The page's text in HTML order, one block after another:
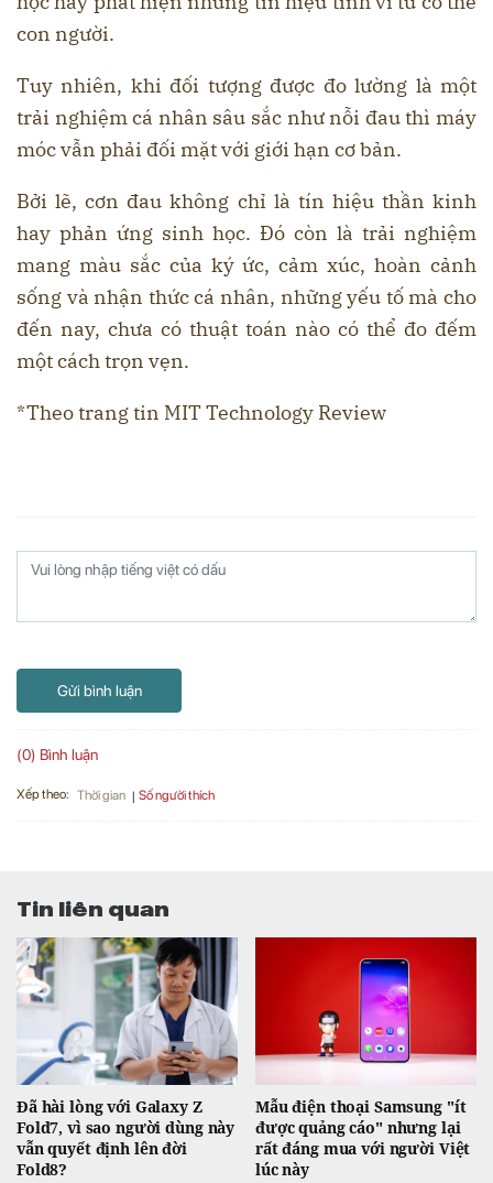
con người.
Tuy nhiên, khi đối tượng được đo lường là một
trải nghiệm cá nhân sâu sắc như nỗi đau thì máy
móc vẫn phải đối mặt với giới hạn cơ bản.
Bởi lẽ, cơn đau không chỉ là tín hiệu thần kinh
hay phản ứng sinh học. Đó còn là trải nghiệm
mang màu sắc của ký ức, cảm xúc, hoàn cảnh
sống và nhận thức cá nhân, những yếu tố mà cho
đến nay, chưa có thuật toán nào có thể đo đếm
một cách trọn vẹn.
*Theo trang tin MIT Technology Review
Gửi bình luận
(0) Bình luận
Xếp theo: Thời gian Số người thích
Tin liên quan
Đã hài lòng với Galaxy Z
Fold7, vì sao người dùng này
vẫn quyết định lên đời
Fold8?
Mẫu điện thoại Samsung "ít
được quảng cáo" nhưng lại
rất đáng mua với người Việt
lúc này